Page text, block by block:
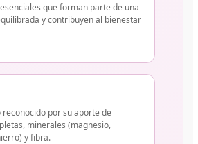
que forman parte de una
y contribuyen al bienestar
por su aporte de
minerales (magnesio,
y fibra.